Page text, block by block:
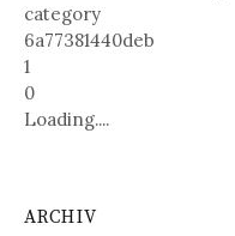
category
6a77381440deb
1
0
Loading....
ARCHIV